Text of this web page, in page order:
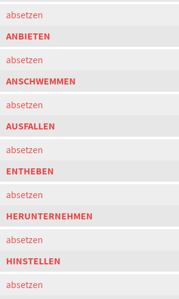
absetzen
ANBIETEN
absetzen
ANSCHWEMMEN
absetzen
AUSFALLEN
absetzen
ENTHEBEN
absetzen
HERUNTERNEHMEN
absetzen
HINSTELLEN
absetzen